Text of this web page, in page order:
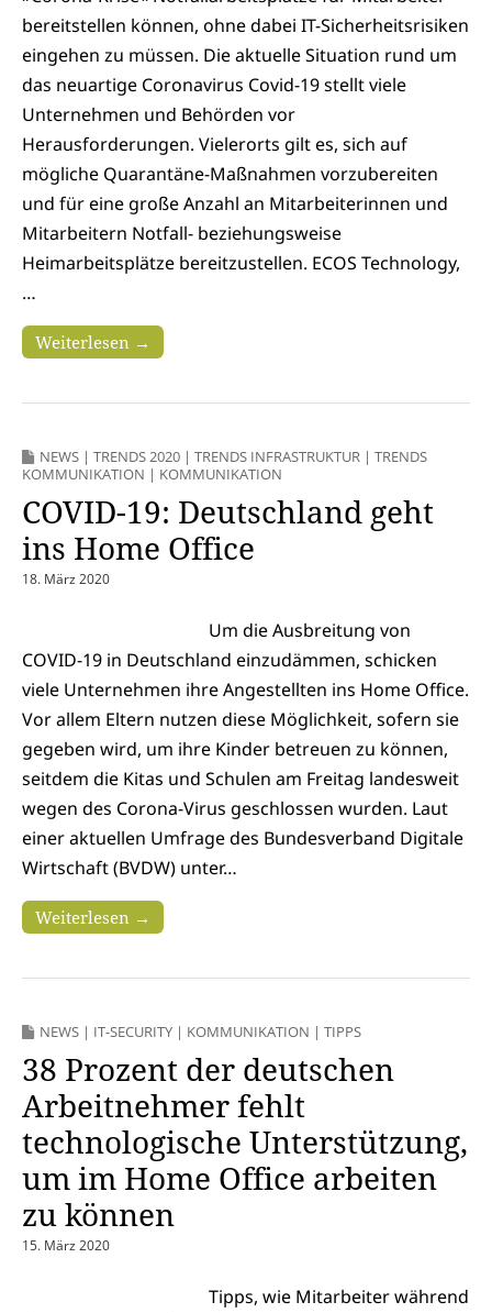
bereitstellen können, ohne dabei IT-Sicherheitsrisiken
eingehen zu müssen. Die aktuelle Situation rund um
das neuartige Coronavirus Covid-19 stellt viele
Unternehmen und Behörden vor
Herausforderungen. Vielerorts gilt es, sich auf
mögliche Quarantäne-Maßnahmen vorzubereiten
und für eine große Anzahl an Mitarbeiterinnen und
Mitarbeitern Notfall- beziehungsweise
Heimarbeitsplätze bereitzustellen. ECOS Technology,
…
Weiterlesen →
NEWS | TRENDS 2020 | TRENDS INFRASTRUKTUR | TRENDS
KOMMUNIKATION | KOMMUNIKATION
COVID-19: Deutschland geht
ins Home Office
18. März 2020
Um die Ausbreitung von
COVID-19 in Deutschland einzudämmen, schicken
viele Unternehmen ihre Angestellten ins Home Office.
Vor allem Eltern nutzen diese Möglichkeit, sofern sie
gegeben wird, um ihre Kinder betreuen zu können,
seitdem die Kitas und Schulen am Freitag landesweit
wegen des Corona-Virus geschlossen wurden. Laut
einer aktuellen Umfrage des Bundesverband Digitale
Wirtschaft (BVDW) unter…
Weiterlesen →
NEWS | IT-SECURITY | KOMMUNIKATION | TIPPS
38 Prozent der deutschen
Arbeitnehmer fehlt
technologische Unterstützung,
um im Home Office arbeiten
zu können
15. März 2020
Tipps, wie Mitarbeiter während